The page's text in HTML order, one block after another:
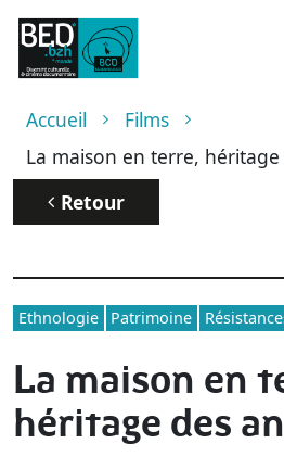
Aller au contenu principal
Fil d'Ariane
Accueil
Films
La maison en terre,
Retour
Ethnologie Patrimoine
La maison en
héritage des